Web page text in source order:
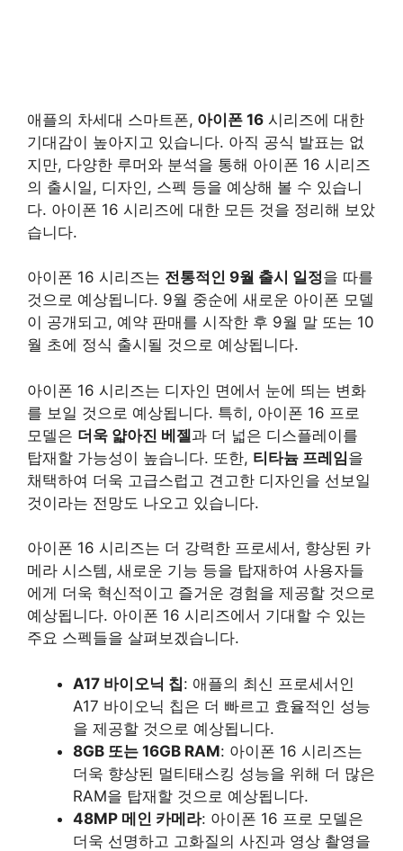
애플의 차세대 스마트폰, 아이폰 16 시리즈에 대한
기대감이 높아지고 있습니다. 아직 공식 발표는 없
지만, 다양한 루머와 분석을 통해 아이폰 16 시리즈
의 출시일, 디자인, 스펙 등을 예상해 볼 수 있습니
다. 아이폰 16 시리즈에 대한 모든 것을 정리해 보았
습니다.
아이폰 16 시리즈는 전통적인 9월 출시 일정을 따를
것으로 예상됩니다. 9월 중순에 새로운 아이폰 모델
이 공개되고, 예약 판매를 시작한 후 9월 말 또는 10
월 초에 정식 출시될 것으로 예상됩니다.
아이폰 16 시리즈는 디자인 면에서 눈에 띄는 변화
를 보일 것으로 예상됩니다. 특히, 아이폰 16 프로
모델은 더욱 얇아진 베젤과 더 넓은 디스플레이를
탑재할 가능성이 높습니다. 또한, 티타늄 프레임을
채택하여 더욱 고급스럽고 견고한 디자인을 선보일
것이라는 전망도 나오고 있습니다.
아이폰 16 시리즈는 더 강력한 프로세서, 향상된 카
메라 시스템, 새로운 기능 등을 탑재하여 사용자들
에게 더욱 혁신적이고 즐거운 경험을 제공할 것으로
예상됩니다. 아이폰 16 시리즈에서 기대할 수 있는
주요 스펙들을 살펴보겠습니다.
A17 바이오닉 칩: 애플의 최신 프로세서인
A17 바이오닉 칩은 더 빠르고 효율적인 성능
을 제공할 것으로 예상됩니다.
8GB 또는 16GB RAM: 아이폰 16 시리즈는
더욱 향상된 멀티태스킹 성능을 위해 더 많은
RAM을 탑재할 것으로 예상됩니다.
48MP 메인 카메라: 아이폰 16 프로 모델은
더욱 선명하고 고화질의 사진과 영상 촬영을